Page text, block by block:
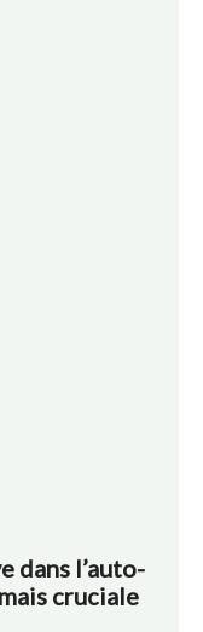
dans l’auto-
cruciale